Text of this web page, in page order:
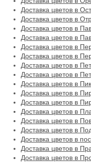
Доставка цветов в
Доставка цветов в
Доставка цветов в
Доставка цветов в
Доставка цветов в
Доставка цветов в
Доставка цветов в
Доставка цветов в
Доставка цветов в
Доставка цветов в
Доставка цветов в
Доставка цветов в
Доставка цветов в
Доставка цветов в
Доставка цветов в
Доставка цветов в
Доставка цветов в